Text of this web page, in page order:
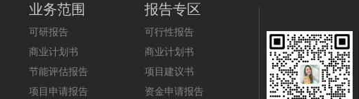
业务范围
可研报告
商业计划书
节能评估报告
项目申请报告
报告专区
可行性报告
商业计划书
项目建议书
资金申请报告